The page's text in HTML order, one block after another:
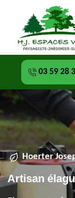
03 59 28
Hoerter
Artisan